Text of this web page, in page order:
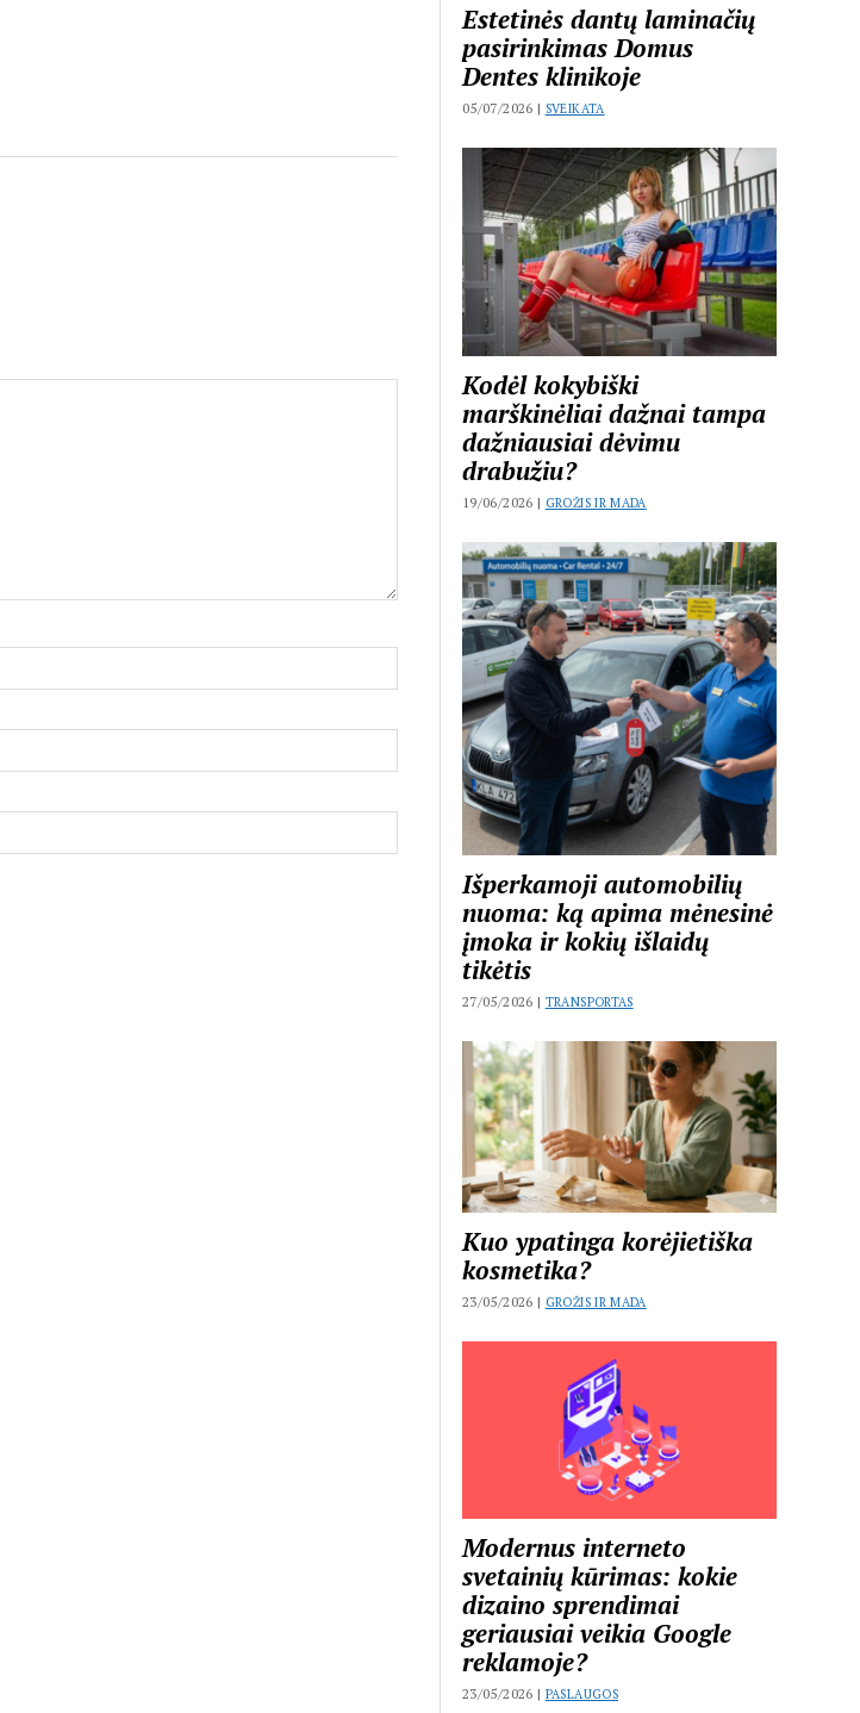
Estetinės dantų laminačių
pasirinkimas Domus
Dentes klinikoje
05/07/2026 | SVEIKATA
Kodėl kokybiški
marškinėliai dažnai tampa
dažniausiai dėvimu
drabužiu?
19/06/2026 | GROŽIS IR MADA
Išperkamoji automobilių
nuoma: ką apima mėnesinė
įmoka ir kokių išlaidų
tikėtis
27/05/2026 | TRANSPORTAS
Kuo ypatinga korėjietiška
kosmetika?
23/05/2026 | GROŽIS IR MADA
Modernus interneto
svetainių kūrimas: kokie
dizaino sprendimai
geriausiai veikia Google
reklamoje?
23/05/2026 | PASLAUGOS